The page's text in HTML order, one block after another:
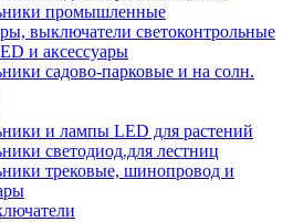
промышленные
выключатели светоконтрольные
и аксессуары
садово-парковые и на солн.
и лампы LED для растений
светодиод.для лестниц
трековые, шинопровод и